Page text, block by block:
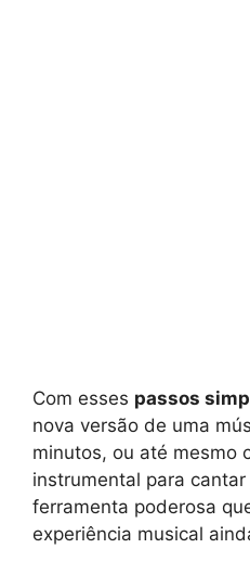
Com esses passos
nova versão de uma
minutos, ou até mesmo
instrumental para
ferramenta poderosa
experiência musical